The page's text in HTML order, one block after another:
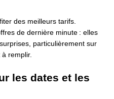
des meilleurs tarifs.
de dernière minute : elles
particulièrement sur
remplir.
les dates et les